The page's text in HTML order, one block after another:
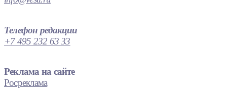
Телефон редакции
+7 495 232 63 33
Реклама на сайте
Росреклама